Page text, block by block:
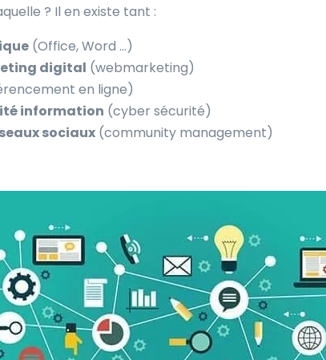
? Il en existe tant :
(Office, Word …)
digital (webmarketing)
en ligne)
information (cyber sécurité)
sociaux (community management)